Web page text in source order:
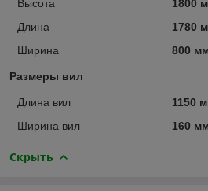
Высота
1800
Длина
1780
Ширина
800
Размеры вил
Длина вил
1150
Ширина вил
160
Скрыть